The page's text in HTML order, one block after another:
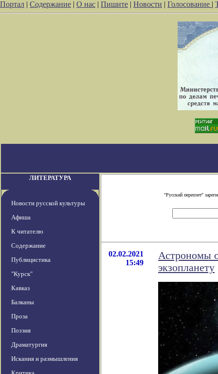
Портал | Содержание | О нас | Пишите | Новости | Голосование |
ЛИТЕРАТУРА
Новости русской культуры
Афиша
К читателю
Содержание
Публицистика
"Курск"
Кавказ
Балканы
Проза
Поэзия
Драматургия
Искания и размышления
"Русский переплет"
02.02.2021
15:49
Астрономы
экзопланету